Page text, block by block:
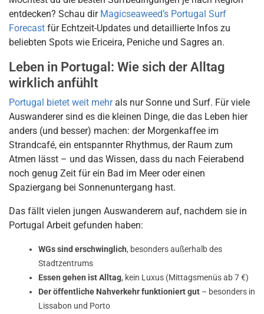
entdecken? Schau dir Magicseaweed’s Portugal Surf
Forecast für Echtzeit-Updates und detaillierte Infos zu
beliebten Spots wie Ericeira, Peniche und Sagres an.
Leben in Portugal: Wie sich der Alltag
wirklich anfühlt
Portugal bietet weit mehrals nur Sonne und Surf. Für viele
Auswanderer sind es die kleinen Dinge, die das Leben hier
anders (und besser) machen: der Morgenkaffee im
Strandcafé, ein entspannter Rhythmus, der Raum zum
Atmen lässt – und das Wissen, dass du nach Feierabend
noch genug Zeit für ein Bad im Meer oder einen
Spaziergang bei Sonnenuntergang hast.
Das fällt vielen jungen Auswanderern auf, nachdem sie in
Portugal Arbeit gefunden haben:
WGs sind erschwinglich, besonders außerhalb des
Stadtzentrums
Essen gehen ist Alltag, kein Luxus (Mittagsmenüs ab 7 €)
Der öffentliche Nahverkehr funktioniert gut – besonders in
Lissabon und Porto